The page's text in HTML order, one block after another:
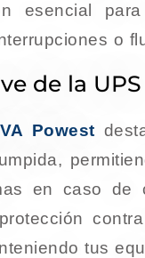
esencial
o
de la UPS
Powest
en caso de
tus